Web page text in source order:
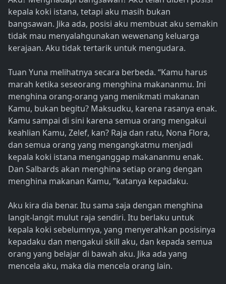
kepala koki istana, tetapi aku masih bukan
bangsawan. Jika ada, posisi aku membuat aku semakin
tidak mau menyalahgunakan wewenang keluarga
kerajaan. Aku tidak tertarik untuk mengudara.
Tuan Yuna melihatnya secara berbeda. “Kamu harus
marah ketika seseorang menghina makananmu. Ini
menghina orang-orang yang menikmati makanan
Kamu, bukan begitu? Maksudku, karena rasanya enak.
Kamu sampai di sini karena semua orang mengakui
keahlian Kamu, Zelef, kan? Raja dan ratu, Nona Flora,
dan semua orang yang mengangkatmu menjadi
kepala koki istana menganggap makananmu enak.
Dan Salbards akan menghina setiap orang dengan
menghina makanan Kamu, ”katanya kepadaku.
Aku kira dia benar. Itu sama saja dengan menghina
langit-langit mulut raja sendiri. Itu berlaku untuk
kepala koki sebelumnya, yang menyerahkan posisinya
kepadaku dan mengakui skill aku, dan kepada semua
orang yang belajar di bawah aku. Jika ada yang
mencela aku, maka dia mencela orang lain.